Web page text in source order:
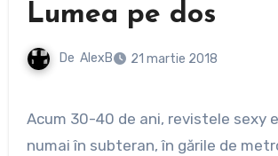
Lumea pe dos
De AlexB 21 martie 2018
Acum 30-40 de ani, revistele sexy erau vândute
numai în subteran, în gările de